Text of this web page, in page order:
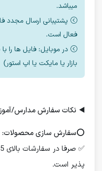
میباشد.
فعال است.
بازار یا مایکت یا اپ استور)
◀️ نکات سفارش مدارس/
⭕️سفارش سازی محصولات:
پذیر است.